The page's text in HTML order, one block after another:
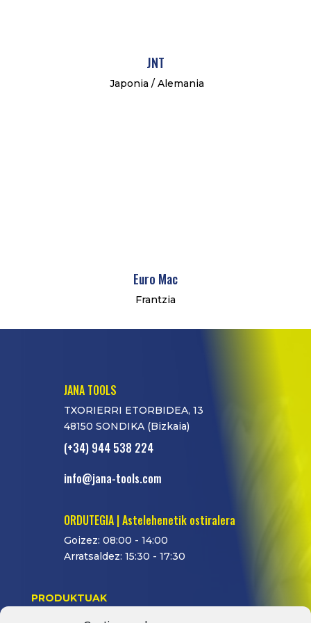
JNT
Japonia / Alemania
Euro Mac
Frantzia
JANA TOOLS
TXORIERRI ETORBIDEA, 13
48150 SONDIKA (Bizkaia)
(+34) 944 538 224
info@jana-tools.com
ORDUTEGIA | Astelehenetik ostiralera
Goizez: 08:00 - 14:00
Arratsaldez: 15:30 - 17:30
PRODUKTUAK